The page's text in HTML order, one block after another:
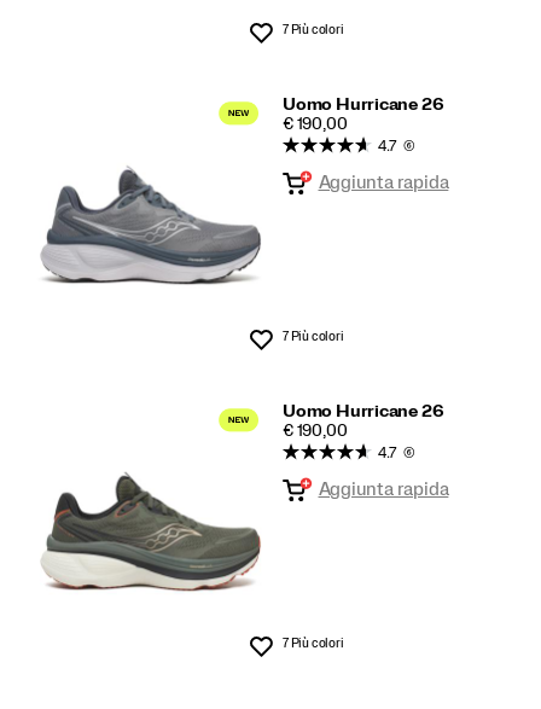
Lista dei desideri
7 Più colori
Uomo Hurricane 26
PRICE
€ 190,00
Lista dei desideri
4.7 (6)
Aggiunta rapida
7 Più colori
Uomo Hurricane 26
PRICE
€ 190,00
Lista dei desideri
4.7 (6)
Aggiunta rapida
7 Più colori